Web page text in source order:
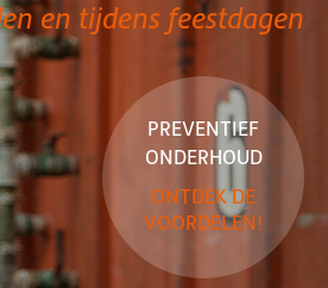
en tijdens feestdagen
PREVENTIEF
ONDERHOUD
ONTDEK DE
VOORDELEN!